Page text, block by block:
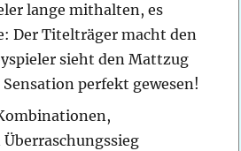
lange mithalten, es
Der Titelträger macht den
sieht den Mattzug
perfekt gewesen!